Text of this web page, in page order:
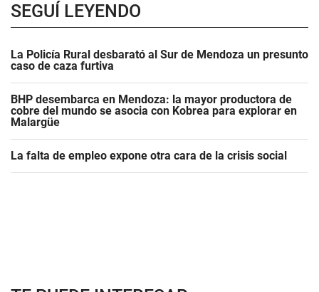
SEGUÍ LEYENDO
La Policía Rural desbarató al Sur de Mendoza un presunto
caso de caza furtiva
BHP desembarca en Mendoza: la mayor productora de
cobre del mundo se asocia con Kobrea para explorar en
Malargüe
La falta de empleo expone otra cara de la crisis social